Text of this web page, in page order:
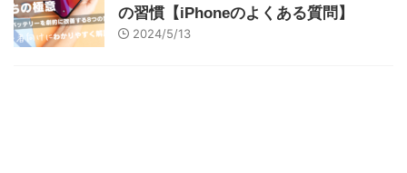
の習慣【iPhoneのよくある質問】
2024/5/13